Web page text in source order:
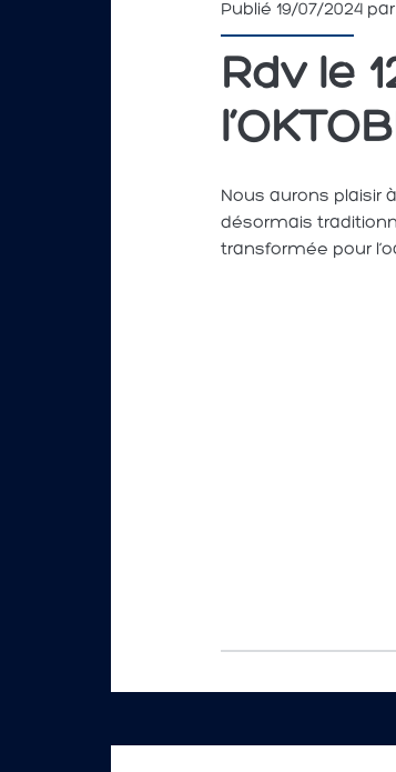
Publié 19/07/2024
Rdv le
Nous aurons plaisir
désormais
transformée pour